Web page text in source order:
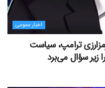
اخبار عمومی
ترامپ، سیاست
زیر سؤال می‌برد